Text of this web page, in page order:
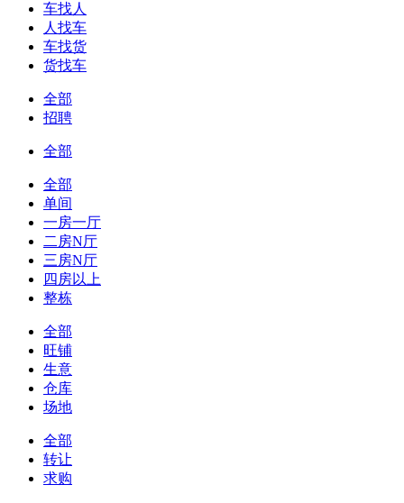
车找人
人找车
车找货
货找车
全部
招聘
全部
全部
单间
一房一厅
二房N厅
三房N厅
四房以上
整栋
全部
旺铺
生意
仓库
场地
全部
转让
求购